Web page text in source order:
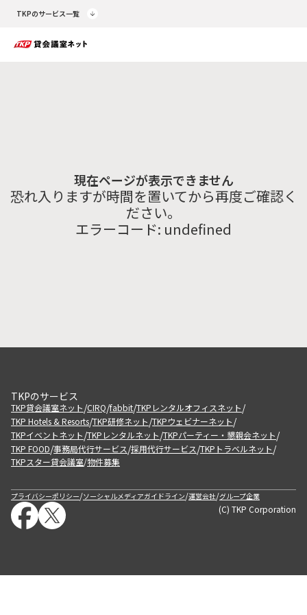
TKPのサービス一覧
現在ページが表示できません
恐れ入りますが時間を置いてから再度ご確認く
ださい。
エラーコード: undefined
TKPのサービス
TKP貸会議室ネット/CIRQ/fabbit/TKPレンタルオフィスネット/
TKP Hotels & Resorts/TKP研修ネット/TKPウェビナーネット/
TKPイベントネット/TKPレンタルネット/TKPパーティー・懇親会ネット/
TKP FOOD/事務局代行サービス/採用代行サービス/TKPトラベルネット/
TKPスター貸会議室/物件募集
プライバシーポリシー/ソーシャルメディアガイドライン/運営会社/グループ企業
(C) TKP Corporation